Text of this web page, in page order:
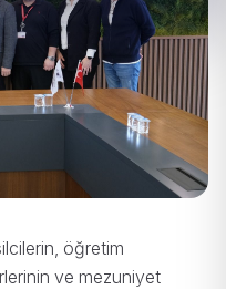
öğretim
ve mezuniyet